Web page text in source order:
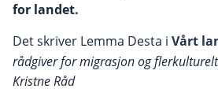
for landet.
Det skriver Lemma Desta i Vårt
rådgiver for migrasjon og
Kristne Råd